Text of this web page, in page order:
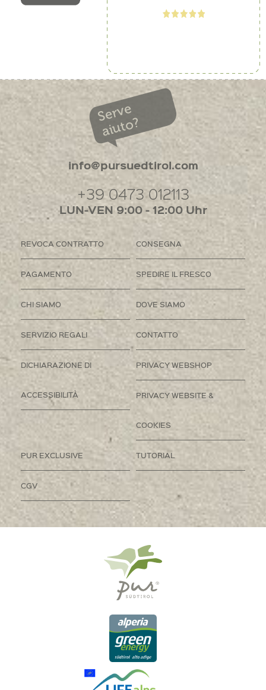
Serve
aiuto?
info@pursuedtirol.com
+39 0473 012113
LUN-VEN 9:00 - 12:00 Uhr
REVOCA CONTRATTO CONSEGNA
PAGAMENTO SPEDIRE IL FRESCO
CHI SIAMO DOVE SIAMO
SERVIZIO REGALI CONTATTO
DICHIARAZIONE DI
ACCESSIBILITÀ
PRIVACY WEBSHOP
PRIVACY WEBSITE &
COOKIES
PUR EXCLUSIVE TUTORIAL
CGV